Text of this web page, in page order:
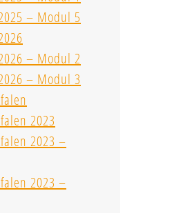
– Modul 5
– Modul 2
– Modul 3
2023
2023 –
2023 –